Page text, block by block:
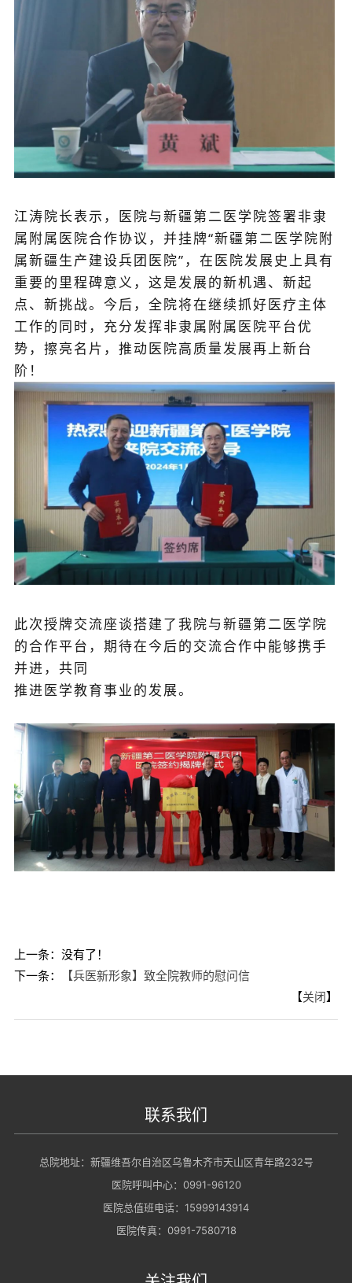
江涛院长表示，医院与新疆第二医学院签署非隶
属附属医院合作协议，并挂牌“新疆第二医学院附
属新疆生产建设兵团医院”，在医院发展史上具有
重要的里程碑意义，这是发展的新机遇、新起
点、新挑战。今后，全院将在继续抓好医疗主体
工作的同时，充分发挥非隶属附属医院平台优
势，擦亮名片，推动医院高质量发展再上新台
阶！
此次授牌交流座谈搭建了我院与新疆第二医学院
的合作平台，期待在今后的交流合作中能够携手
并进，共同
推进医学教育事业的发展。
上一条：没有了！
下一条：
【兵医新形象】致全院教师的慰问信
【关闭】
联系我们
总院地址：新疆维吾尔自治区乌鲁木齐市天山区青年路232号
医院呼叫中心：0991-96120
医院总值班电话：15999143914
医院传真：0991-7580718